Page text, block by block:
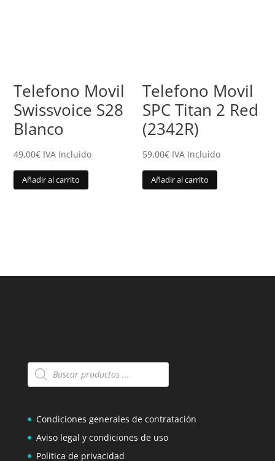
Telefono Movil
Swissvoice S28
Blanco
49,00€ IVA Incluido
Añadir al carrito
Telefono Movil
SPC Titan 2 Red
(2342R)
59,00€ IVA Incluido
Añadir al carrito
Búsqueda
de
Condiciones generales de contratación
Aviso legal y condiciones de uso
Politica de privacidad